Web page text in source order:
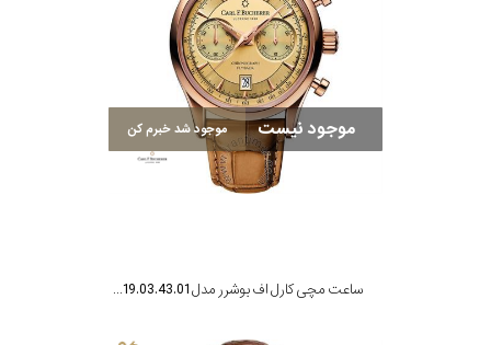
موجود نیست موجود شد خبرم کن
ساعت مچی کارل اف بوشرر مدل 00.10919.03.43.01